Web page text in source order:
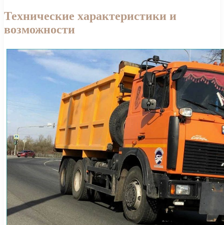
Технические характеристики и
возможности